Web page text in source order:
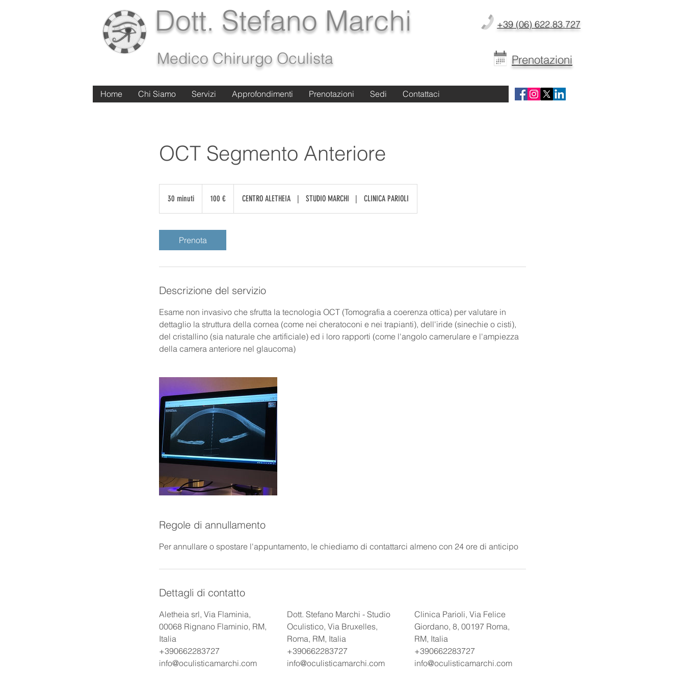
Dott. Stefano Marchi
Medico Chirurgo Oculista
+39 (06) 622.83.727
Prenotazioni
Home Chi Siamo Servizi Approfondimenti Prenotazioni Sedi Contattaci
Home Chi Siamo Servizi Approfondimenti Prenotazioni Sedi Contattaci
OCT Segmento Anteriore
30 minuti
0
i
100 € CENTRO ALETHEIA | STUDIO MARCHI | CLINICA PARIOLI
Prenota
Descrizione del servizio
Esame non invasivo che sfrutta la tecnologia OCT (Tomografia a coerenza ottica) per valutare in
dettaglio la struttura della cornea (come nei cheratoconi e nei trapianti), dell'iride (sinechie o cisti),
del cristallino (sia naturale che artificiale) ed i loro rapporti (come l'angolo camerulare e l'ampiezza
della camera anteriore nel glaucoma)
Regole di annullamento
Per annullare o spostare l'appuntamento, le chiediamo di contattarci almeno con 24 ore di anticipo
Dettagli di contatto
Aletheia srl, Via Flaminia,
00068 Rignano Flaminio, RM,
Italia
+390662283727
info@oculisticamarchi.com
Dott. Stefano Marchi - Studio
Oculistico, Via Bruxelles,
Roma, RM, Italia
+390662283727
info@oculisticamarchi.com
Clinica Parioli, Via Felice
Giordano, 8, 00197 Roma,
RM, Italia
+390662283727
info@oculisticamarchi.com